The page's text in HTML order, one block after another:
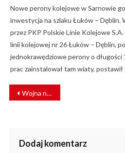
Nowe perony kolejowe w Sarnowie
inwestycja na szlaku Łuków – Dęblin.
przez PKP Polskie Linie Kolejowe
linii kolejowej nr 26 Łuków – Dęblin,
jednokrawędziowe perony o
prac zainstalował tam wiaty, postawił
NAWIGACJA
WPISU
Wojna nas nie zatrzymała [WYWIAD]
Dodaj komentarz